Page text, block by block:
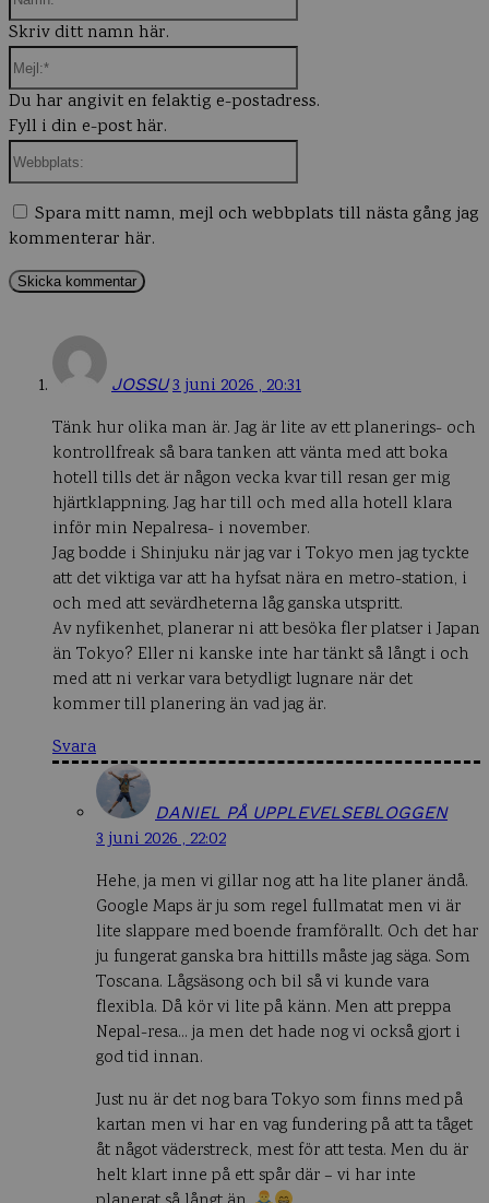
JOSSU 3 juni 2026 , 20:31
Tänk hur olika man är. Jag är lite av ett planerings- och
kontrollfreak så bara tanken att vänta med att boka
hotell tills det är någon vecka kvar till resan ger mig
hjärtklappning. Jag har till och med alla hotell klara
inför min Nepalresa- i november.
Jag bodde i Shinjuku när jag var i Tokyo men jag tyckte
att det viktiga var att ha hyfsat nära en metro-station, i
och med att sevärdheterna låg ganska utspritt.
Av nyfikenhet, planerar ni att besöka fler platser i Japan
än Tokyo? Eller ni kanske inte har tänkt så långt i och
med att ni verkar vara betydligt lugnare när det
kommer till planering än vad jag är.
Svara
DANIEL PÅ UPPLEVELSEBLOGGEN
3 juni 2026 , 22:02
Hehe, ja men vi gillar nog att ha lite planer ändå.
Google Maps är ju som regel fullmatat men vi är
lite slappare med boende framförallt. Och det har
ju fungerat ganska bra hittills måste jag säga. Som
Toscana. Lågsäsong och bil så vi kunde vara
flexibla. Då kör vi lite på känn. Men att preppa
Nepal-resa… ja men det hade nog vi också gjort i
god tid innan.
Just nu är det nog bara Tokyo som finns med på
kartan men vi har en vag fundering på att ta tåget
åt något väderstreck, mest för att testa. Men du är
helt klart inne på ett spår där – vi har inte
Skriv ditt namn här.
Du har angivit en felaktig e-postadress.
Fyll i din e-post här.
Spara mitt namn, mejl och webbplats till nästa gång jag
kommenterar här.